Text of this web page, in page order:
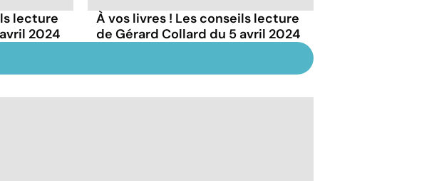
lecture
2024
À vos livres ! Les conseils lecture
de Gérard Collard du 5 avril 2024